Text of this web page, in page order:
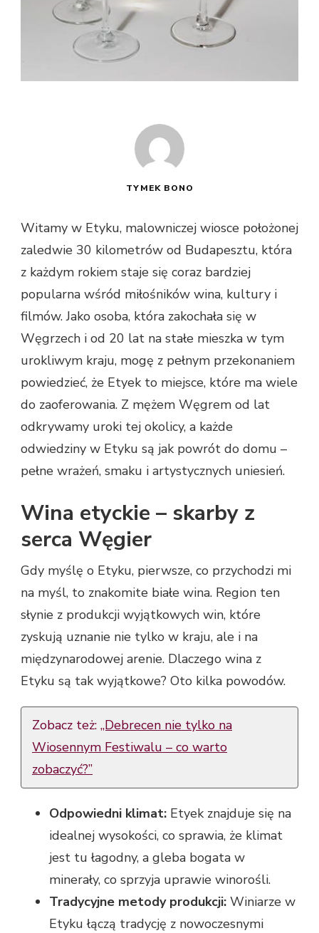
TYMEK BONO
Witamy w Etyku, malowniczej wiosce położonej
zaledwie 30 kilometrów od Budapesztu, która
z każdym rokiem staje się coraz bardziej
popularna wśród miłośników wina, kultury i
filmów. Jako osoba, która zakochała się w
Węgrzech i od 20 lat na stałe mieszka w tym
urokliwym kraju, mogę z pełnym przekonaniem
powiedzieć, że Etyek to miejsce, które ma wiele
do zaoferowania. Z mężem Węgrem od lat
odkrywamy uroki tej okolicy, a każde
odwiedziny w Etyku są jak powrót do domu –
pełne wrażeń, smaku i artystycznych uniesień.
Wina etyckie – skarby z
serca Węgier
Gdy myślę o Etyku, pierwsze, co przychodzi mi
na myśl, to znakomite białe wina. Region ten
słynie z produkcji wyjątkowych win, które
zyskują uznanie nie tylko w kraju, ale i na
międzynarodowej arenie. Dlaczego wina z
Etyku są tak wyjątkowe? Oto kilka powodów.
Zobacz też: „Debrecen nie tylko na
Wiosennym Festiwalu – co warto
zobaczyć?”
Odpowiedni klimat: Etyek znajduje się na
idealnej wysokości, co sprawia, że klimat
jest tu łagodny, a gleba bogata w
minerały, co sprzyja uprawie winorośli.
Tradycyjne metody produkcji: Winiarze w
Etyku łączą tradycję z nowoczesnymi